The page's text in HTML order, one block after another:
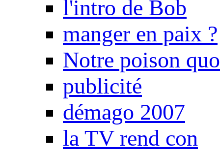
l'intro de Bob
manger en paix ?
Notre poison
publicité
démago 2007
la TV rend con